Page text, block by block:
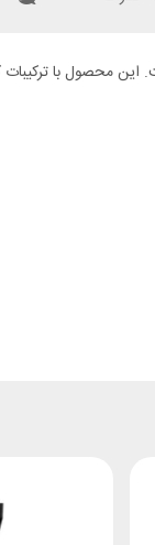
محصول با